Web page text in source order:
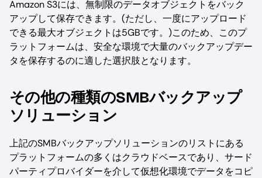
Amazon S3には、無制限のデータオブジェクトをバック
アップして保存できます。(ただし、一度にアップロード
できる最大オブジェクトは5GBです。)このため、このプ
ラットフォームは、安全な環境で大量のバックアップデー
タを保存するのに適した選択肢となります。
その他の種類のSMBバックアップ
ソリューション
上記のSMBバックアップソリューションのリストにある
プラットフォームの多くはクラウドベースであり、サード
パーティプロバイダーを介して仮想化環境でデータをコピ